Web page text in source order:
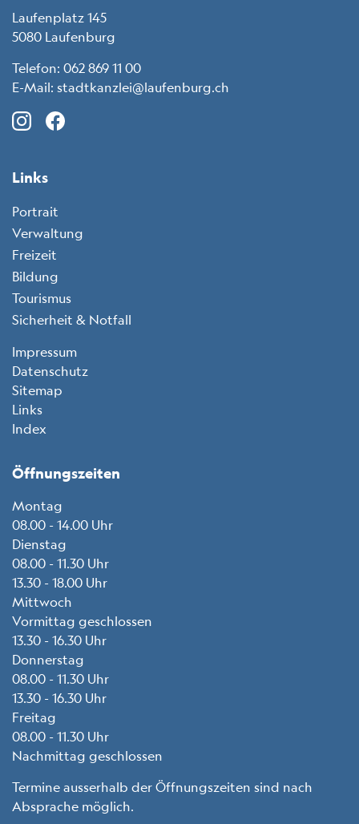
Laufenplatz 145
5080 Laufenburg
Telefon: 062 869 11 00
E-Mail: stadtkanzlei@laufenburg.ch
Instagram (icon: c-instagram)
Links
Portrait
Verwaltung
Freizeit
Bildung
Tourismus
Sicherheit & Notfall
Toolbar
Impressum
Datenschutz
Sitemap
Links
Index
Öffnungszeiten
Montag
08.00 - 14.00 Uhr
Dienstag
08.00 - 11.30 Uhr
13.30 - 18.00 Uhr
Mittwoch
Vormittag geschlossen
13.30 - 16.30 Uhr
Donnerstag
08.00 - 11.30 Uhr
13.30 - 16.30 Uhr
Freitag
08.00 - 11.30 Uhr
Nachmittag geschlossen
Termine ausserhalb der Öffnungszeiten sind nach
Absprache möglich.